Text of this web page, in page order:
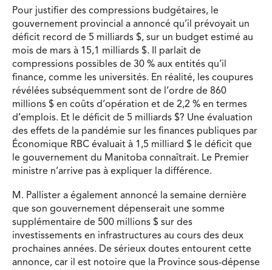
Pour justifier des compressions budgétaires, le
gouvernement provincial a annoncé qu’il prévoyait un
déficit record de 5 milliards $, sur un budget estimé au
mois de mars à 15,1 milliards $. Il parlait de
compressions possibles de 30 % aux entités qu’il
finance, comme les universités. En réalité, les coupures
révélées subséquemment sont de l’ordre de 860
millions $ en coûts d’opération et de 2,2 % en termes
d’emplois. Et le déficit de 5 milliards $? Une évaluation
des effets de la pandémie sur les finances publiques par
Économique RBC évaluait à 1,5 milliard $ le déficit que
le gouvernement du Manitoba connaîtrait. Le Premier
ministre n’arrive pas à expliquer la différence.
M. Pallister a également annoncé la semaine dernière
que son gouvernement dépenserait une somme
supplémentaire de 500 millions $ sur des
investissements en infrastructures au cours des deux
prochaines années. De sérieux doutes entourent cette
annonce, car il est notoire que la Province sous-dépense